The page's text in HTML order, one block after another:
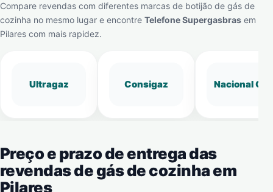
Compare revendas com diferentes marcas de botijão de gás de
cozinha no mesmo lugar e encontre Telefone Supergasbras em
Pilares com mais rapidez.
Ultragaz Consigaz Nacional Gás
Preço e prazo de entrega das
revendas de gás de cozinha em
Pilares